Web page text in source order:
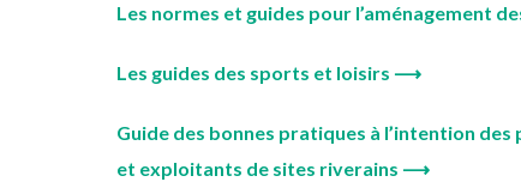
Les normes et guides pour l’aménagement
Les guides des sports et loisirs ⟶
Guide des bonnes pratiques à l’intention
et exploitants de sites riverains ⟶